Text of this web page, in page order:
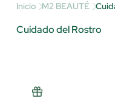
Inicio M2 BEAUTÉ
Cuidado del Rostro